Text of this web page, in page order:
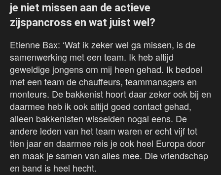
je niet missen aan de actieve
zijspancross en wat juist wel?
Etienne Bax: ‘Wat ik zeker wel ga missen, is de
samenwerking met een team. Ik heb altijd
geweldige jongens om mij heen gehad. Ik bedoel
met een team de chauffeurs, teammanagers en
monteurs. De bakkenist hoort daar zeker ook bij en
daarmee heb ik ook altijd goed contact gehad,
alleen bakkenisten wisselden nogal eens. De
andere leden van het team waren er echt vijf tot
tien jaar en daarmee reis je ook heel Europa door
en maak je samen van alles mee. Die vriendschap
en band is heel hecht.